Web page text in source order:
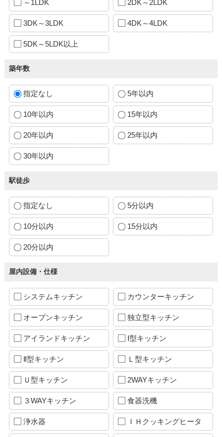
～1LDK 2DK～2LDK
3DK～3LDK 4DK～4LDK
5DK～5LDK以上
築年数
指定なし 5年以内
10年以内 15年以内
20年以内 25年以内
30年以内
駅徒歩
指定なし 5分以内
10分以内 15分以内
20分以内
屋内設備・仕様
システムキッチン カウンターキッチン
オープンキッチン 独立型キッチン
アイランドキッチン Ⅰ型キッチン
Ⅱ型キッチン Ｌ型キッチン
Ｕ型キッチン 2WAYキッチン
３WAYキッチン 食器洗機
浄水器 ＩＨクッキングヒータ